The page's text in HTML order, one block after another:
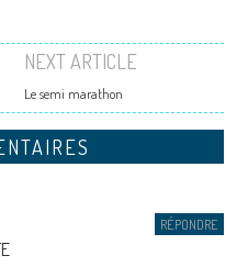
NEXT ARTICLE
Le semi marathon
RÉPONDRE